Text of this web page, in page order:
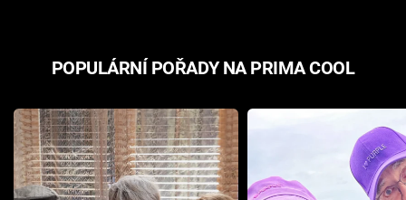
POPULÁRNÍ POŘADY NA PRIMA COOL